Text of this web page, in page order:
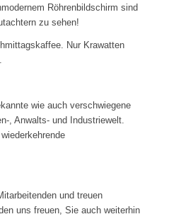
Röhrenbildschirm sind
zu sehen!
Nur Krawatten
wie auch verschwiegene
, Anwalts- und Industriewelt.
und treuen
uns freuen, Sie auch weiterhin